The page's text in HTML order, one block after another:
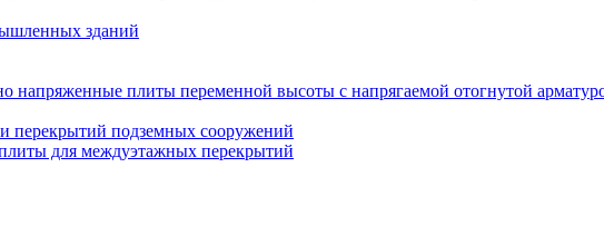
зданий
напряженные плиты переменной высоты с напрягаемой отогнутой
перекрытий подземных сооружений
для междуэтажных перекрытий